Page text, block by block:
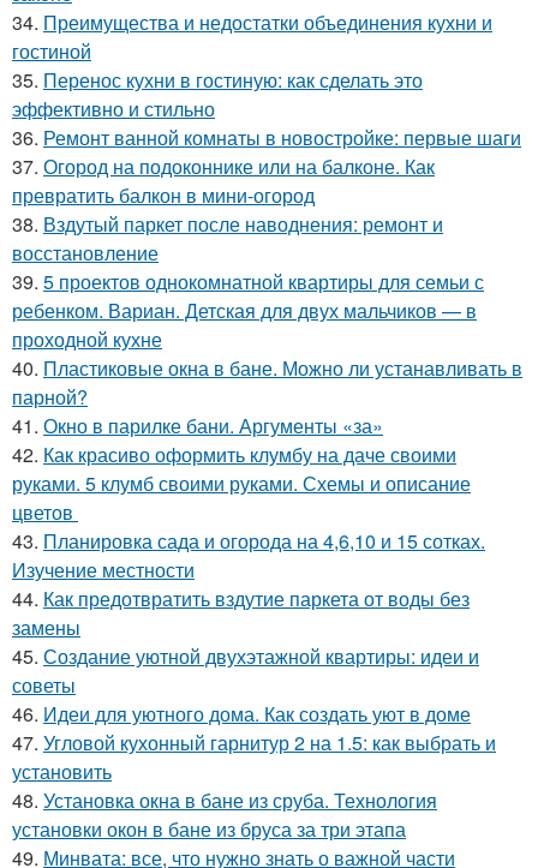
34. Преимущества и недостатки объединения кухни и
гостиной
35. Перенос кухни в гостиную: как сделать это
эффективно и стильно
36. Ремонт ванной комнаты в новостройке: первые шаги
37. Огород на подоконнике или на балконе. Как
превратить балкон в мини-огород
38. Вздутый паркет после наводнения: ремонт и
восстановление
39. 5 проектов однокомнатной квартиры для семьи с
ребенком. Вариан. Детская для двух мальчиков — в
проходной кухне
40. Пластиковые окна в бане. Можно ли устанавливать в
парной?
41. Окно в парилке бани. Аргументы «за»
42. Как красиво оформить клумбу на даче своими
руками. 5 клумб своими руками. Схемы и описание
цветов
43. Планировка сада и огорода на 4,6,10 и 15 сотках.
Изучение местности
44. Как предотвратить вздутие паркета от воды без
замены
45. Создание уютной двухэтажной квартиры: идеи и
советы
46. Идеи для уютного дома. Как создать уют в доме
47. Угловой кухонный гарнитур 2 на 1.5: как выбрать и
установить
48. Установка окна в бане из сруба. Технология
установки окон в бане из бруса за три этапа
49. Минвата: все, что нужно знать о важной части